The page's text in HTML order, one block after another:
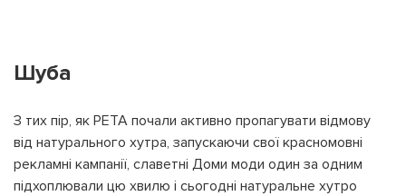
Шуба
З тих пір, як PETA почали активно пропагувати відмову
від натурального хутра, запускаючи свої красномовні
рекламні кампанії, славетні Доми моди один за одним
підхоплювали цю хвилю і сьогодні натуральне хутро